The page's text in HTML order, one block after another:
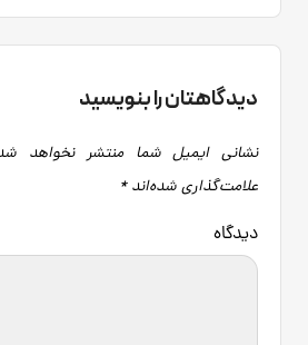
دیدگاهتان را بنویسید
نشانی ایمیل شما منتشر نخواهد
علامت‌گذاری شده‌اند*